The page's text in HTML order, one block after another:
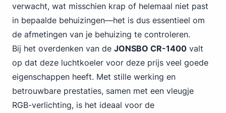
verwacht, wat misschien krap of helemaal niet past
in bepaalde behuizingen—het is dus essentieel om
de afmetingen van je behuizing te controleren.
Bij het overdenken van de JONSBO CR-1400 valt
op dat deze luchtkoeler voor deze prijs veel goede
eigenschappen heeft. Met stille werking en
betrouwbare prestaties, samen met een vleugje
RGB-verlichting, is het ideaal voor de